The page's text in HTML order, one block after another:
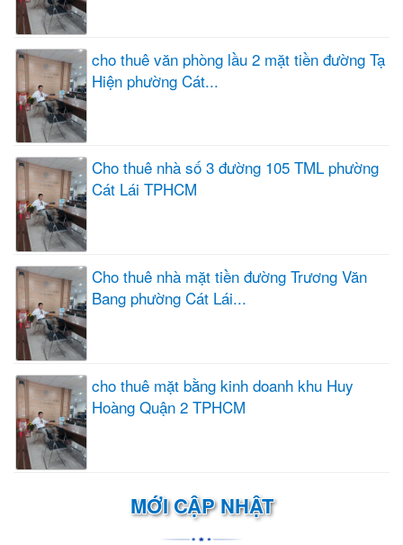
cho thuê văn phòng lầu 2 mặt tiền đường Tạ
Hiện phường Cát...
Cho thuê nhà số 3 đường 105 TML phường
Cát Lái TPHCM
Cho thuê nhà mặt tiền đường Trương Văn
Bang phường Cát Lái...
cho thuê mặt bằng kinh doanh khu Huy
Hoàng Quận 2 TPHCM
MỚI CẬP NHẬT